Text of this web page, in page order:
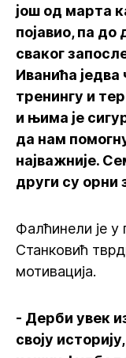
још од марта
појавио, па
сваког
Иванића
тренингу и
и њима је
да нам
најважније.
други су орни
Фалћинели је у
Станковић
мотивација.
- Дерби увек
своју